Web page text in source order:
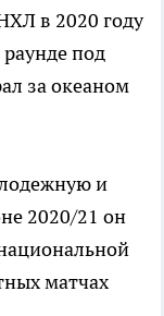
в 2020 году
под
за океаном
и
2020/21 он
матчах